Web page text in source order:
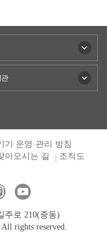
관
기 운영·관리 방침
아오시는 길
조직도
주로 210(중동)
rights reserved.